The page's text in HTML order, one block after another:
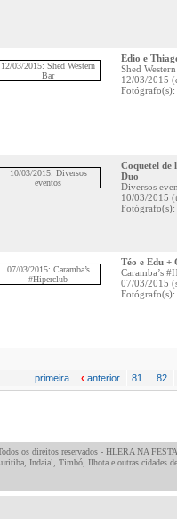
Edio e
Shed
12/03/2015
Coquetel de
Duo
Diversos
10/03/2015
Téo e Edu +
Caramba’s
07/03/2015
primeira ‹ anterior 81 82
os direitos reservados - HLERA NA
Indaial, Timbó, Ilhota e outras cidades